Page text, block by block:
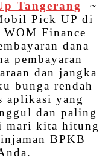
Tangerang
~
Pick UP di
Finance
dana
pembayaran
dan jangka
bunga rendah
aplikasi yang
dan paling
mari kita hitung
BPKB